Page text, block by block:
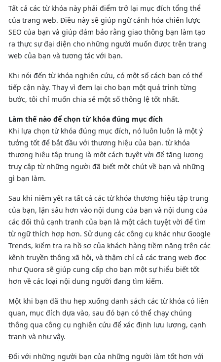
Tất cả các từ khóa này phải điểm trở lại mục đích tổng thể
của trang web. Điều này sẽ giúp ngữ cảnh hóa chiến lược
SEO của bạn và giúp đảm bảo rằng giao thông bạn làm tạo
ra thực sự đại diện cho những người muốn được trên trang
web của bạn và tương tác với bạn.
Khi nói đến từ khóa nghiên cứu, có một số cách bạn có thể
tiếp cận này. Thay vì đem lại cho bạn một quá trình từng
bước, tôi chỉ muốn chia sẻ một số thông lệ tốt nhất.
Làm thế nào để chọn từ khóa đúng mục đích
Khi lựa chọn từ khóa đúng mục đích, nó luôn luôn là một ý
tưởng tốt để bắt đầu với thương hiệu của bạn. từ khóa
thương hiệu tập trung là một cách tuyệt vời để tăng lượng
truy cập từ những người đã biết một chút về bạn và những
gì bạn làm.
Sau khi niêm yết ra tất cả các từ khóa thương hiệu tập trung
của bạn, lặn sâu hơn vào nội dung của bạn và nội dung của
các đối thủ cạnh tranh của bạn là một cách tuyệt vời để tìm
từ ngữ thích hợp hơn. Sử dụng các công cụ khác như Google
Trends, kiểm tra ra hồ sơ của khách hàng tiềm năng trên các
kênh truyền thông xã hội, và thậm chí cả các trang web đọc
như Quora sẽ giúp cung cấp cho bạn một sự hiểu biết tốt
hơn về các loại nội dung người đang tìm kiếm.
Một khi bạn đã thu hẹp xuống danh sách các từ khóa có liên
quan, mục đích dựa vào, sau đó bạn có thể chạy chúng
thông qua công cụ nghiên cứu để xác định lưu lượng, cạnh
tranh và như vậy.
Đối với những người bạn của những người làm tốt hơn với